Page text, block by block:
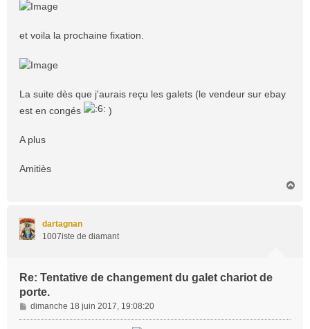
et voila la prochaine fixation.
La suite dès que j'aurais reçu les galets (le vendeur sur ebay
est en congés
)
A plus
Amitiès
dartagnan
1007iste de diamant
Re: Tentative de changement du galet chariot de
porte.
M
e
dimanche 18 juin 2017, 19:08:20